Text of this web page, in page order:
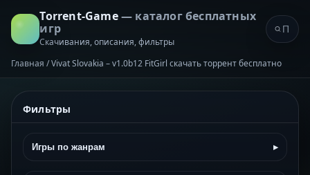
Torrent-Game— каталог бесплатных
игр
Скачивания, описания, фильтры
Главная /Vivat Slovakia – v1.0b12 FitGirl скачать торрент бесплатно
Фильтры
Игры по жанрам ▸